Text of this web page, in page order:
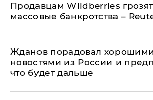
Продавцам Wildberries грозят
массовые банкротства –
Жданов порадовал
новостями из России и
что будет дальше